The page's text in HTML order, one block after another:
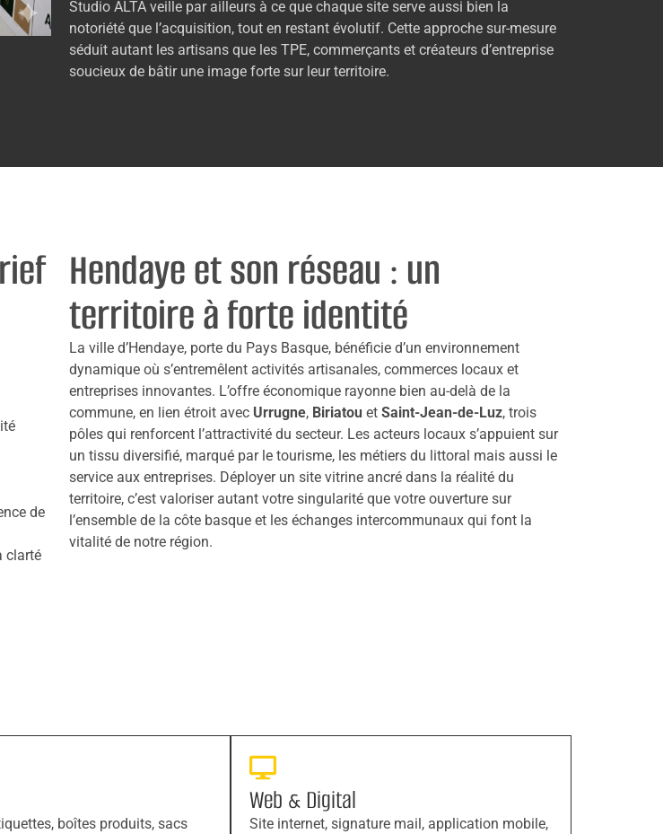
Studio ALTA veille par ailleurs à ce que chaque site serve aussi bien la
notoriété que l’acquisition, tout en restant évolutif. Cette approche sur-mesure
séduit autant les artisans que les TPE, commerçants et créateurs d’entreprise
soucieux de bâtir une image forte sur leur territoire.
de
clarté
Hendaye et son réseau : un
territoire à forte identité
La ville d’Hendaye, porte du Pays Basque, bénéficie d’un environnement
dynamique où s’entremêlent activités artisanales, commerces locaux et
entreprises innovantes. L’offre économique rayonne bien au-delà de la
commune, en lien étroit avec Urrugne, Biriatou et Saint-Jean-de-Luz, trois
pôles qui renforcent l’attractivité du secteur. Les acteurs locaux s’appuient sur
un tissu diversifié, marqué par le tourisme, les métiers du littoral mais aussi le
service aux entreprises. Déployer un site vitrine ancré dans la réalité du
territoire, c’est valoriser autant votre singularité que votre ouverture sur
l’ensemble de la côte basque et les échanges intercommunaux qui font la
vitalité de notre région.
boîtes produits, sacs
Web & Digital
Site internet, signature mail, application mobile,